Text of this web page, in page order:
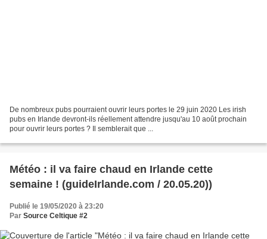
De nombreux pubs pourraient ouvrir leurs portes le 29 juin 2020 Les irish
pubs en Irlande devront-ils réellement attendre jusqu'au 10 août prochain
pour ouvrir leurs portes ? Il semblerait que ...
Météo : il va faire chaud en Irlande cette
semaine ! (guideIrlande.com / 20.05.20))
Publié le 19/05/2020 à 23:20
Par Source Celtique #2